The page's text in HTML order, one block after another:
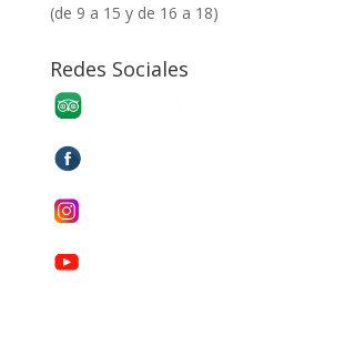
(de 9 a 15 y de 16 a 18)
Redes Sociales